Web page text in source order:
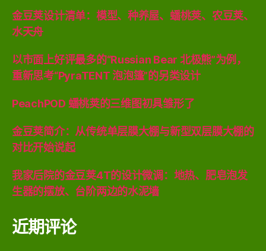
金豆荚设计清单：模型、种养屋、蟠桃荚、农豆荚、
水天舟
以市面上好评最多的“Russian Bear 北极熊”为例，
重新思考“PyraTENT 泡泡篷”的另类设计
PeachPOD 蟠桃荚的三维图初具雏形了
金豆荚简介：从传统单层膜大棚与新型双层膜大棚的
对比开始说起
我家后院的金豆荚4T的设计微调：地热、肥皂泡发
生器的摆放、台阶两边的水泥墙
近期评论